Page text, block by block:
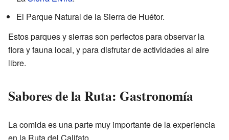
El Parque Natural de la Sierra de Huétor.
Estos parques y sierras son perfectos para observar la
flora y fauna local, y para disfrutar de actividades al aire
libre.
Sabores de la Ruta: Gastronomía
La comida es una parte muy importante de la experiencia
en la Ruta del Califato.